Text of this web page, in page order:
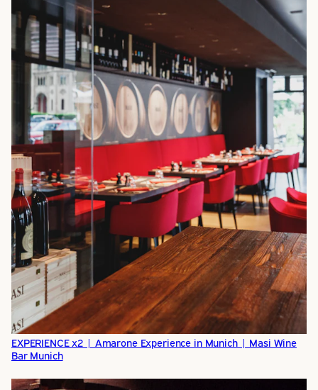
EXPERIENCE x2 | Amarone Experience in Munich | Masi Wine
Bar Munich